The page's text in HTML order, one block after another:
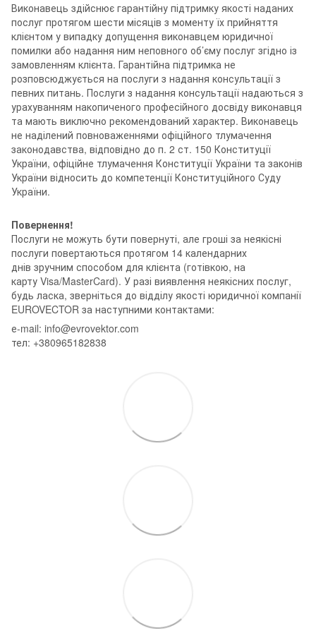
Виконавець здійснює гарантійну підтримку якості наданих
послуг протягом шести місяців з моменту їх прийняття
клієнтом у випадку допущення виконавцем юридичної
помилки або надання ним неповного об’єму послуг згідно із
замовленням клієнта. Гарантійна підтримка не
розповсюджується на послуги з надання консультації з
певних питань. Послуги з надання консультації надаються з
урахуванням накопиченого професійного досвіду виконавця
та мають виключно рекомендований характер. Виконавець
не наділений повноваженнями офіційного тлумачення
законодавства, відповідно до п. 2 ст. 150 Конституції
України, офіційне тлумачення Конституції України та законів
України відносить до компетенції Конституційного Суду
України.
Повернення!
Послуги не можуть бути повернуті, але гроші за неякісні
послуги повертаються протягом 14 календарних
днів зручним способом для клієнта (готівкою, на
карту Visa/MasterCard). У разі виявлення неякісних послуг,
будь ласка, зверніться до відділу якості юридичної компанії
EUROVECTOR за наступними контактами:
е-mail: info@evrovektor.com
тел: +380965182838